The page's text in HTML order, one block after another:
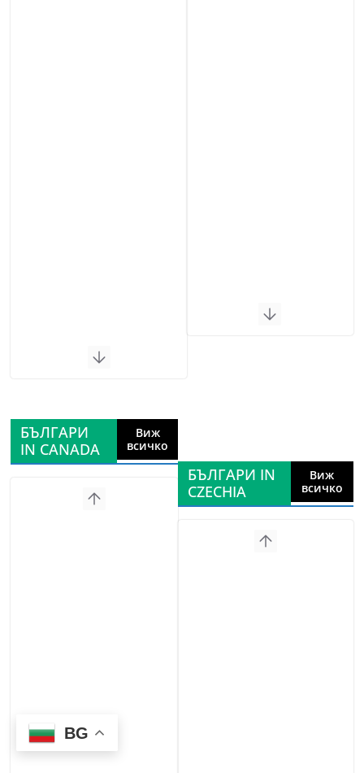
БЪЛГАРИ
IN CANADA
Виж
всичко
БЪЛГАРИ IN
CZECHIA
Виж
всичко
BG